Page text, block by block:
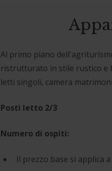
Al primo piano
ristrutturato in stile rustico e
letti singoli, camera
Posti letto 2/3
Numero di ospiti:
Il prezzo base si applica